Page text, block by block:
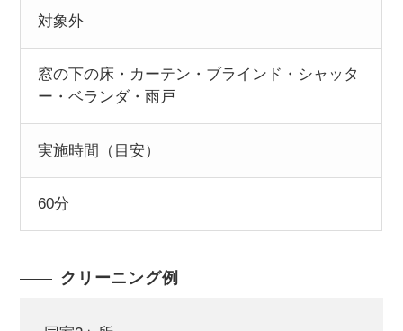
対象外
窓の下の床・カーテン・ブラインド・シャッタ
ー・ベランダ・雨戸
実施時間 （目安）
60分
クリーニング例